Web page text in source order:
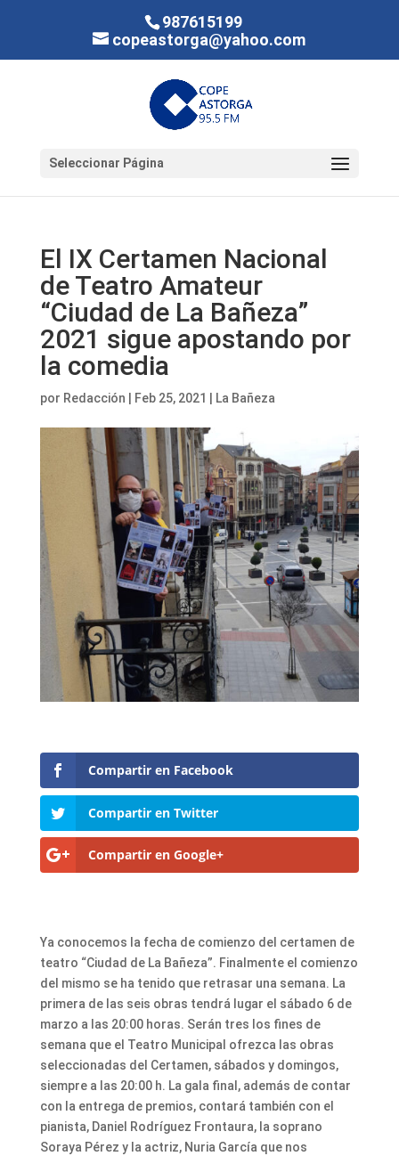
987615199
copeastorga@yahoo.com
Seleccionar Página
El IX Certamen Nacional
de Teatro Amateur
“Ciudad de La Bañeza”
2021 sigue apostando por
la comedia
por Redacción Feb 25, 2021 La Bañeza
Compartir en Facebook
Compartir en Twitter
Compartir en Google+
Ya conocemos la fecha de comienzo del certamen de
teatro “Ciudad de La Bañeza”. Finalmente el comienzo
del mismo se ha tenido que retrasar una semana. La
primera de las seis obras tendrá lugar el sábado 6 de
marzo a las 20:00 horas. Serán tres los fines de
semana que el Teatro Municipal ofrezca las obras
seleccionadas del Certamen, sábados y domingos,
siempre a las 20:00 h. La gala final, además de contar
con la entrega de premios, contará también con el
pianista, Daniel Rodríguez Frontaura, la soprano
Soraya Pérez y la actriz, Nuria García que nos